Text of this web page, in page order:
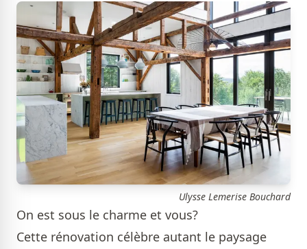
Ulysse Lemerise Bouchard
On est sous le charme et vous?
Cette rénovation célèbre autant le paysage